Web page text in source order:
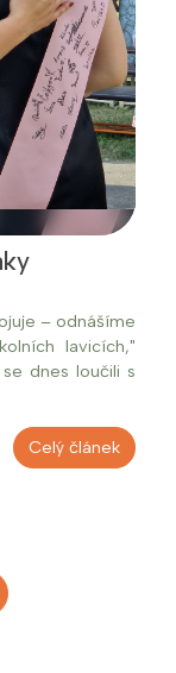
– odnášíme
lavicích,"
dnes loučili s
Celý článek